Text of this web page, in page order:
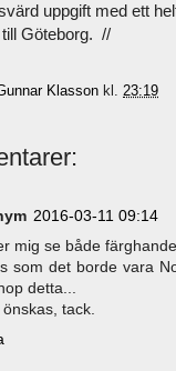
uppgift med ett
Göteborg. //
Klasson kl. 23:19
2016-03-11 09:14
mig se både
som det borde vara
detta...
önskas, tack.